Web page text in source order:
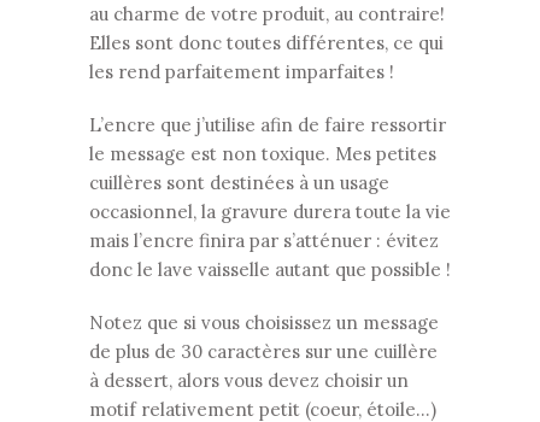
au charme de votre produit, au contraire!
Elles sont donc toutes différentes, ce qui
les rend parfaitement imparfaites !
L’encre que j’utilise afin de faire ressortir
le message est non toxique. Mes petites
cuillères sont destinées à un usage
occasionnel, la gravure durera toute la vie
mais l’encre finira par s’atténuer : évitez
donc le lave vaisselle autant que possible !
Notez que si vous choisissez un message
de plus de 30 caractères sur une cuillère
à dessert, alors vous devez choisir un
motif relativement petit (coeur, étoile…)